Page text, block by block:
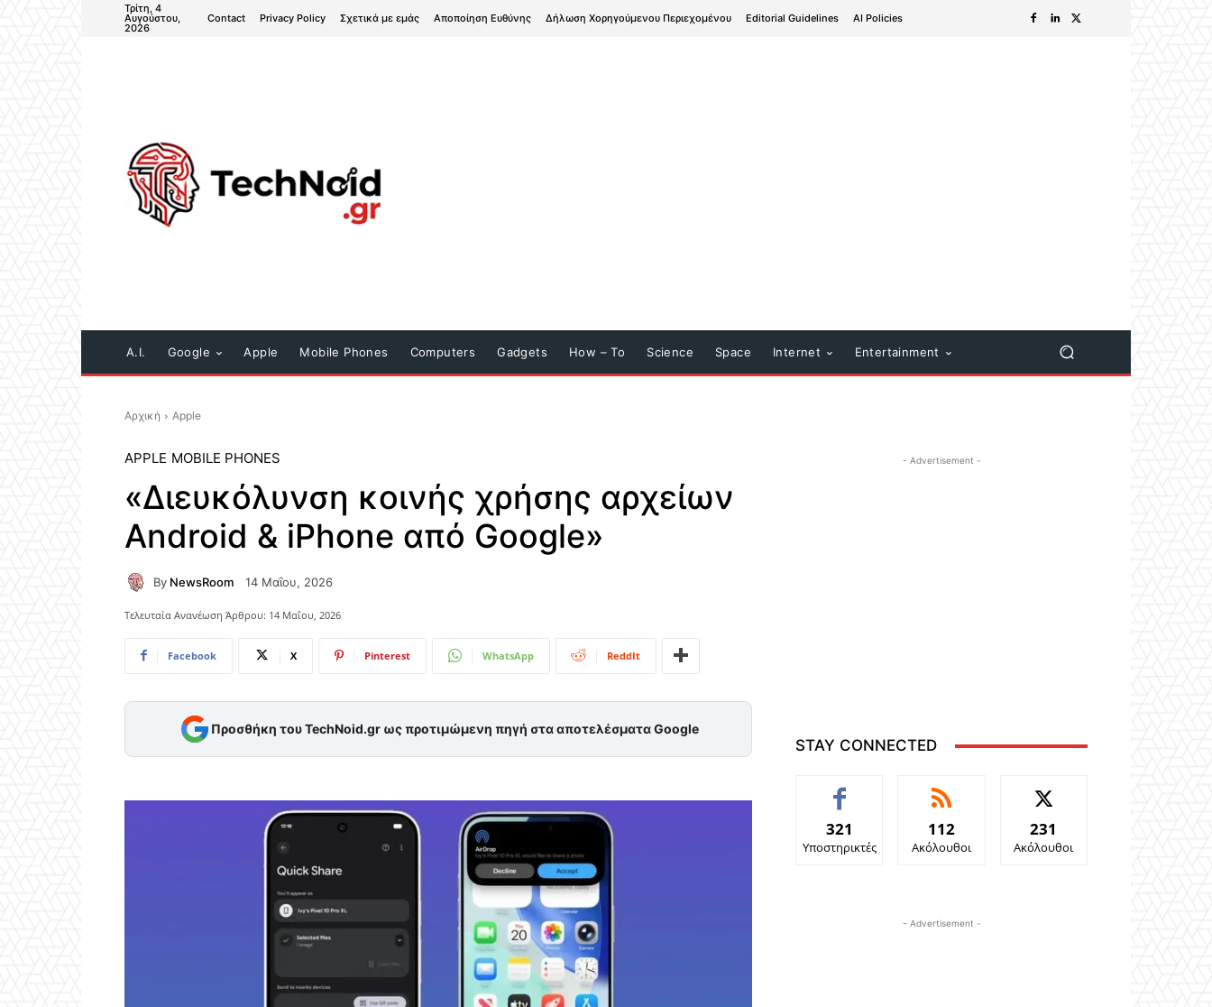
Τρίτη, 4
Αυγούστου,
2026
Contact Privacy Policy Σχετικά με εμάς Αποποίηση Ευθύνης Δήλωση Χορηγούμενου Περιεχομένου Editorial Guidelines AI Policies
A.I. Google Apple Mobile Phones Computers Gadgets How – To Science Space Internet Entertainment
Αρχική Apple
APPLE MOBILE PHONES
«Διευκόλυνση κοινής χρήσης αρχείων
Android & iPhone από Google»
By NewsRoom 14 Μαΐου, 2026
Τελευταία Ανανέωση Άρθρου: 14 Μαΐου, 2026
Facebook X Pinterest WhatsApp ReddIt
Προσθήκη του TechNoid.gr ως προτιμώμενη πηγή στα αποτελέσματα Google
- Advertisement -
STAY CONNECTED
321
Υποστηρικτές
112
Ακόλουθοι
231
Ακόλουθοι
- Advertisement -